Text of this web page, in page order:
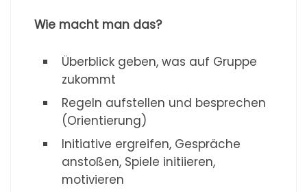
Wie macht man das?
Überblick geben, was auf Gruppe
zukommt
Regeln aufstellen und besprechen
(Orientierung)
Initiative ergreifen, Gespräche
anstoßen, Spiele initiieren,
motivieren